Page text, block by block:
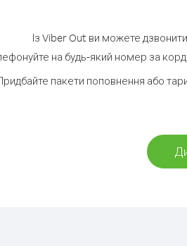
Із Viber Out ви можете
на будь-який номер за
пакети поповнення або